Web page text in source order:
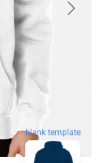
blank template